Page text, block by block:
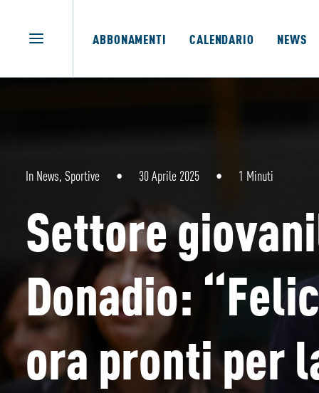
ABBONAMENTI CALENDARIO NEWS
InNews,Sportive • 30 Aprile 2025 • 1 Minuti
Settore
Donadio:
ora pronti per